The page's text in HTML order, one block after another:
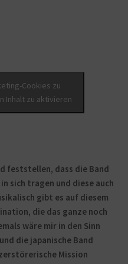
Cookies zu
Inhalt zu aktivieren
feststellen, dass die Band
sich tragen und diese auch
gibt es auf diesem
die das ganze noch
wäre mir in den Sinn
die japanische Band
Mission